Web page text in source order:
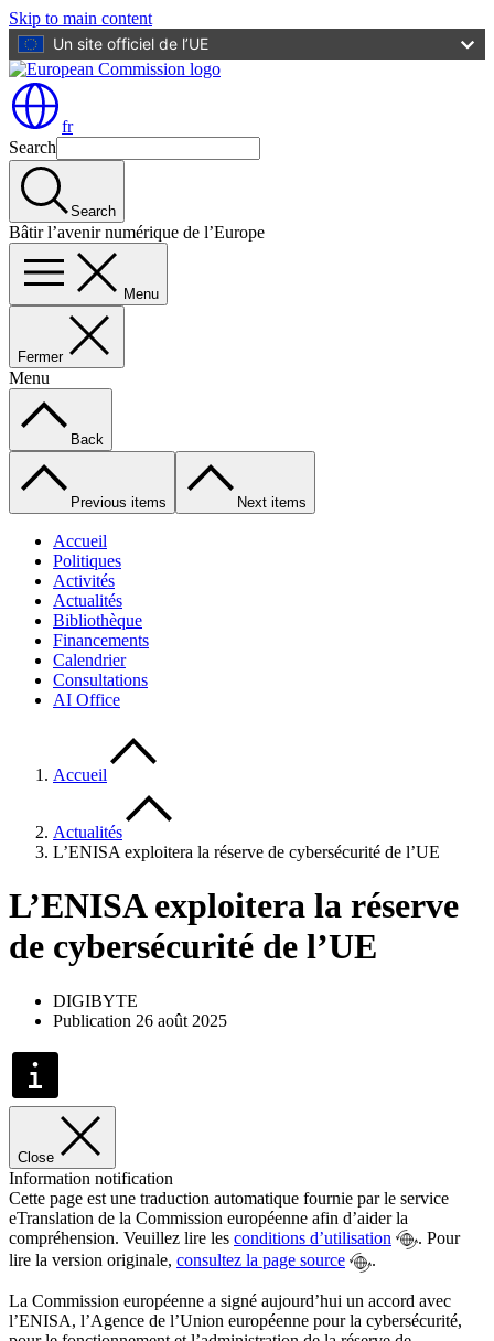
Skip to main content
Un site officiel de l’UE
fr
Search
Search
Bâtir l’avenir numérique de l’Europe
Menu
Fermer
Menu
Back
Previous items Next items
Accueil
Politiques
Activités
Actualités
Bibliothèque
Financements
Calendrier
Consultations
AI Office
Accueil
Actualités
L’ENISA exploitera la réserve de cybersécurité de l’UE
L’ENISA exploitera la réserve
de cybersécurité de l’UE
DIGIBYTE
Publication 26 août 2025
Close
Information notification
Cette page est une traduction automatique fournie par le service
eTranslation de la Commission européenne afin d’aider la
compréhension. Veuillez lire les conditions d’utilisation
. Pour
lire la version originale, consultez la page source .
La Commission européenne a signé aujourd’hui un accord avec
l’ENISA, l’Agence de l’Union européenne pour la cybersécurité,